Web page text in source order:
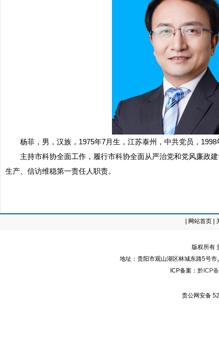
杨菲，男，汉族，1975年7月生，江苏泰州，中共党员，
主持市科协全面工作，履行市科协全面从严治党和党风廉政
生产、信访维稳第一责任人职责。